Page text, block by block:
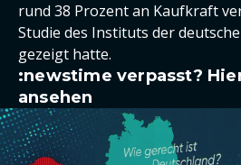
rund 38 Prozent an Kaufkraft
Studie des Instituts der
gezeigt hatte.
:newstime verpasst?
ansehen